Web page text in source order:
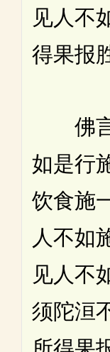
见人不
得果报
佛言
如是行
饮食施
人不如
见人不
须陀洹